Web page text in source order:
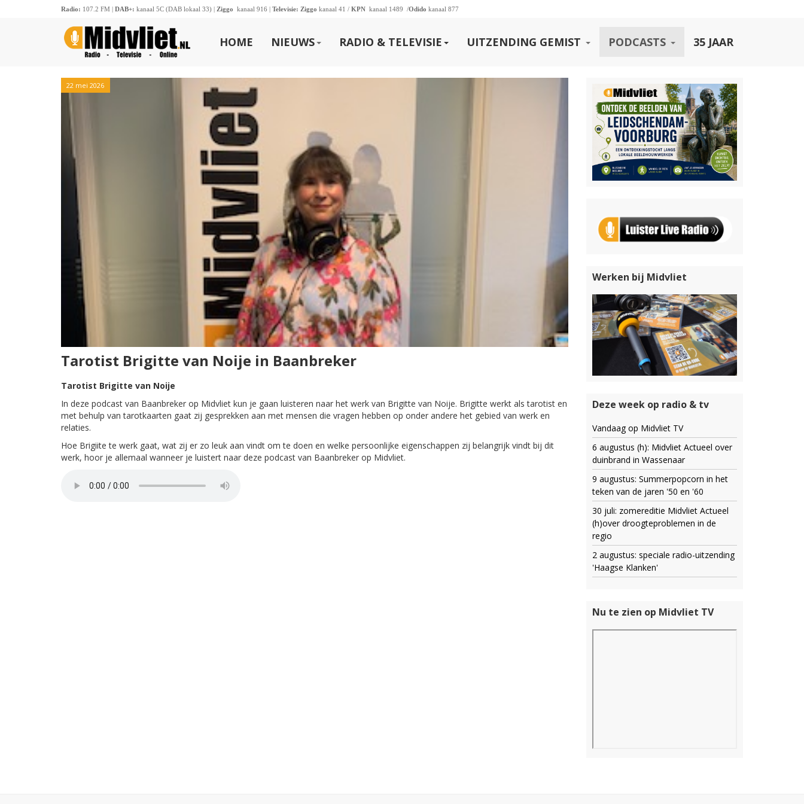
Radio: 107.2 FM | DAB+: kanaal 5C (DAB lokaal 33) | Ziggo kanaal 916 | Televisie: Ziggo kanaal 41 / KPN kanaal 1489 /Odido kanaal 877
HOME NIEUWS RADIO & TELEVISIE UITZENDING GEMIST PODCASTS 35 JAAR
22 mei 2026
Tarotist Brigitte van Noije in Baanbreker
Tarotist Brigitte van Noije
In deze podcast van Baanbreker op Midvliet kun je gaan luisteren naar het werk van Brigitte van Noije. Brigitte werkt als tarotist en
met behulp van tarotkaarten gaat zij gesprekken aan met mensen die vragen hebben op onder andere het gebied van werk en
relaties.
Hoe Brigiite te werk gaat, wat zij er zo leuk aan vindt om te doen en welke persoonlijke eigenschappen zij belangrijk vindt bij dit
werk, hoor je allemaal wanneer je luistert naar deze podcast van Baanbreker op Midvliet.
Werken bij Midvliet
Deze week op radio & tv
Vandaag op Midvliet TV
6 augustus (h): Midvliet Actueel over
duinbrand in Wassenaar
9 augustus: Summerpopcorn in het
teken van de jaren '50 en '60
30 juli: zomereditie Midvliet Actueel
(h)over droogteproblemen in de
regio
2 augustus: speciale radio-uitzending
'Haagse Klanken'
Nu te zien op Midvliet TV